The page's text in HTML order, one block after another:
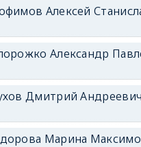
Алексей
Александр
Дмитрий
Марина